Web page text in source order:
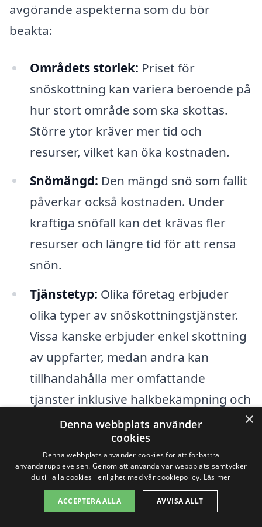
avgörande aspekterna som du bör
beakta:
Områdets storlek: Priset för
snöskottning kan variera beroende på
hur stort område som ska skottas.
Större ytor kräver mer tid och
resurser, vilket kan öka kostnaden.
Snömängd: Den mängd snö som fallit
påverkar också kostnaden. Under
kraftiga snöfall kan det krävas fler
resurser och längre tid för att rensa
snön.
Tjänstetyp: Olika företag erbjuder
olika typer av snöskottningstjänster.
Vissa kanske erbjuder enkel skottning
av uppfarter, medan andra kan
tillhandahålla mer omfattande
tjänster inklusive halkbekämpning och
regelbundet Underhåll.
Utrustning:
Företagets utrustning
kan också påverka kostnaden. Företag
som använder mer avancerad eller
effektiv utrustning kan hålla priserna
×
Denna webbplats använder
cookies
Denna webbplats använder cookies för att förbättra
användarupplevelsen. Genom att använda vår webbplats samtycker
du till alla cookies i enlighet med vår cookiepolicy. Läs mer
ACCEPTERA ALLA AVVISA ALLT